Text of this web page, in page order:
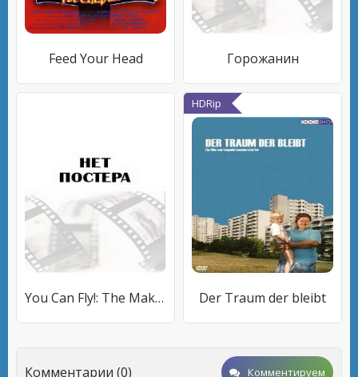
Feed Your Head Горожанин
You Can Fly!: The Making of Walt Disney's Masterpiece 'Peter Pan'
HDRip
Der Traum der bleibt
Комментарии (0) Комментируем